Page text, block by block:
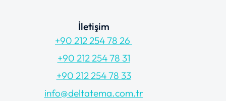
İletişim
+90 212 254 78 26
+90 212 254 78 31
+90 212 254 78 33
info@deltatema.com.tr